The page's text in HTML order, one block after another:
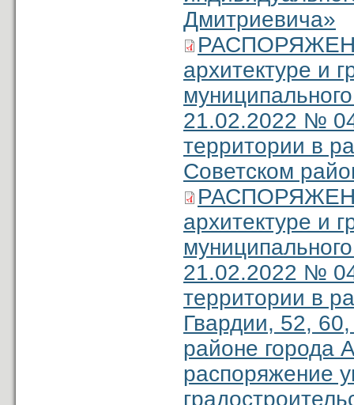
Дмитриевича»
архитектуре и
21.02.2022 №
территории в
Советском
архитектуре и
21.02.2022 №
территории в
Гвардии, 52,
районе города
распоряжение